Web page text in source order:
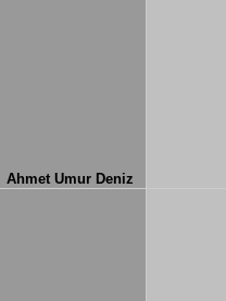
Ahmet Umur Deniz